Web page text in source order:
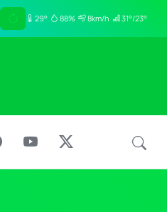
29° 88% 8km/h 31°/23°